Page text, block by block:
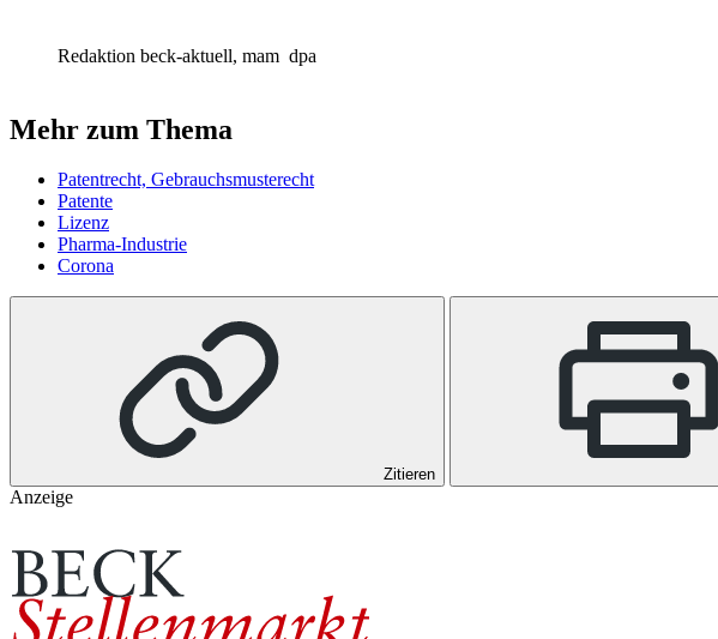
Redaktion beck-aktuell, mam dpa
Mehr zum Thema
Patentrecht, Gebrauchsmusterecht
Patente
Lizenz
Pharma-Industrie
Corona
Zitieren
Anzeige